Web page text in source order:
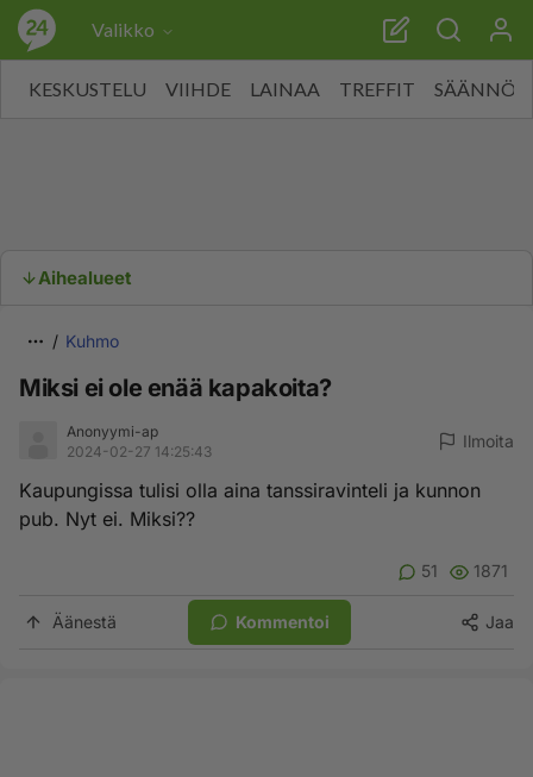
Valikko
KESKUSTELU VIIHDE LAINAA TREFFIT SÄÄNNÖT
Aihealueet
Kuhmo
Miksi ei ole enää kapakoita?
Anonyymi-ap
2024-02-27 14:25:43
Ilmoita
Kaupungissa tulisi olla aina tanssiravinteli ja kunnon
pub. Nyt ei. Miksi??
51 1871
Äänestä Kommentoi Jaa